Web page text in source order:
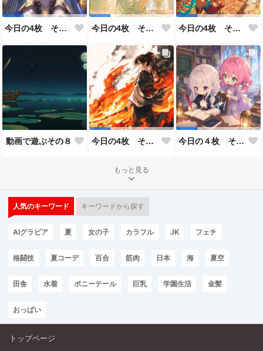
今日の4枚 その５２ 今日の4枚 その５１ 今日の4枚 その５０
動画で遊ぶその８ 今日の4枚 その49 今日の４枚 その４８
もっと見る
人気のキーワード キーワードから探す
AIグラビア 夏 女の子 カラフル JK フェチ
格闘技 夏コーデ 百合 筋肉 日本 海 夏空
田舎 水着 ポニーテール 巨乳 学園生活 金髪
おっぱい
トップページ